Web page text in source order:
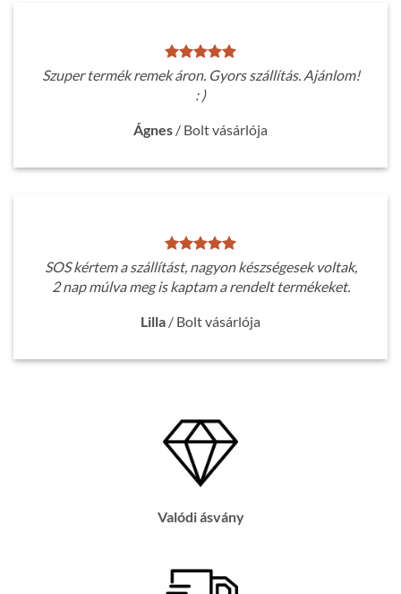
Szuper termék remek áron. Gyors szállítás. Ajánlom!
: )
Ágnes / Bolt vásárlója
SOS kértem a szállítást, nagyon készségesek voltak,
2 nap múlva meg is kaptam a rendelt termékeket.
Lilla / Bolt vásárlója
Valódi ásvány